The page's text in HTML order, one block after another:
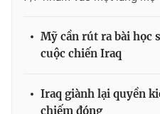
cấp ngày 29/12/2023
Tổng Biên tập: Vũ Thanh Thủy
Tổng đài VTV:024.38 355 931
Mỹ cần rút ra bài học
cuộc chiến Iraq
Iraq giành lại quyền
chiếm đóng